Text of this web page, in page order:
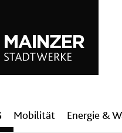
Mobilität Energie &